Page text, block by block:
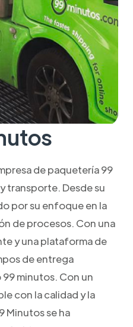
de paquetería 99
transporte. Desde su
por su enfoque en la
de procesos. Con una
y una plataforma de
de entrega
minutos. Con un
con la calidad y la
Minutos se ha